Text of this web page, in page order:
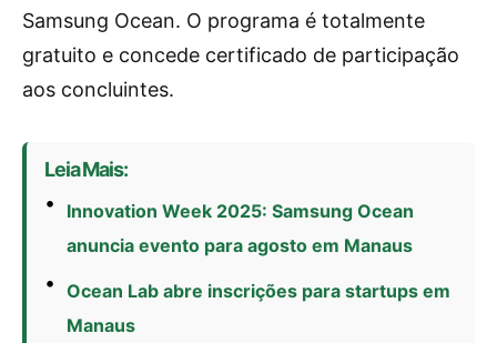
Samsung Ocean. O programa é totalmente
gratuito e concede certificado de participação
aos concluintes.
Leia Mais:
Innovation Week 2025: Samsung Ocean
anuncia evento para agosto em Manaus
Ocean Lab abre inscrições para startups em
Manaus